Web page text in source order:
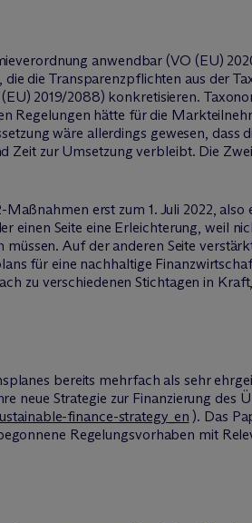
anwendbar (VO (EU)
die Transparenzpflichten aus der
2019/2088) konkretisieren.
Regelungen hätte für die
wäre allerdings gewesen, dass
Zeit zur Umsetzung verbleibt. Die
erst zum 1. Juli 2022,
Seite eine Erleichterung, weil
Auf der anderen Seite
für eine nachhaltige
zu verschiedenen Stichtagen in
bereits mehrfach als sehr
neue Strategie zur Finanzierung des
finance-strategy_en ). Das
Regelungsvorhaben mit